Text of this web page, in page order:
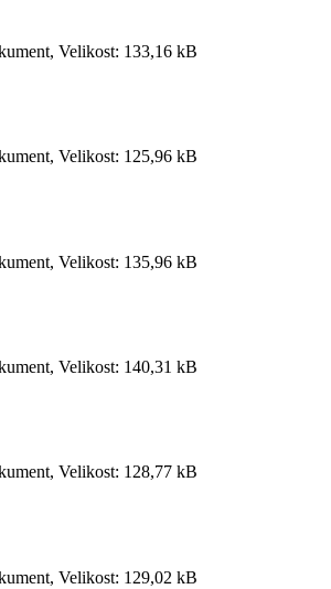
Velikost: 133,16 kB
Velikost: 125,96 kB
Velikost: 135,96 kB
Velikost: 140,31 kB
Velikost: 128,77 kB
Velikost: 129,02 kB